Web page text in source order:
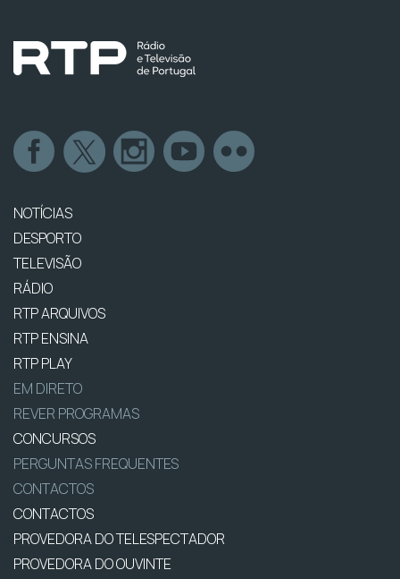
NOTÍCIAS
DESPORTO
TELEVISÃO
RÁDIO
RTP ARQUIVOS
RTP ENSINA
RTP PLAY
EM DIRETO
REVER PROGRAMAS
CONCURSOS
PERGUNTAS FREQUENTES
CONTACTOS
CONTACTOS
PROVEDORA DO TELESPECTADOR
PROVEDORA DO OUVINTE